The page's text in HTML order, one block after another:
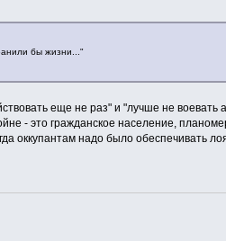
бы жизни..."
еще не раз" и "лучше не воевать
- это гражданское население,
оккупантам надо было обеспечивать